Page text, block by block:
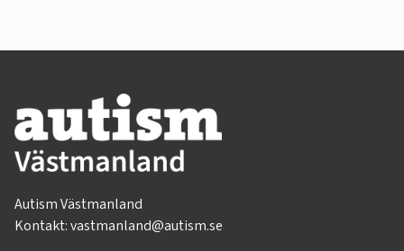
Autism Västmanland
Kontakt: vastmanland@autism.se